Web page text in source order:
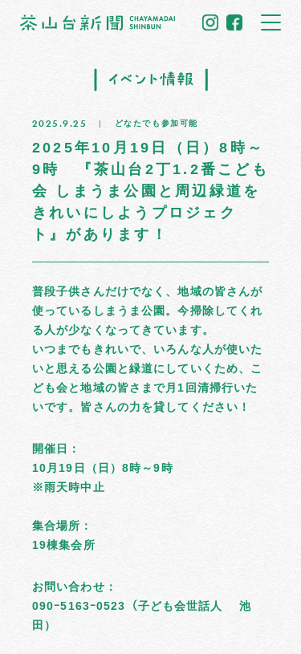
トップ
住民だより
イベント情報
募集掲示板
茶山のひと
まちの記憶
2025.9.25 どなたでも参加可能
2025年10月19日（日）8時～
9時 『茶山台2丁1.2番こども
会 しまうま公園と周辺緑道を
きれいにしようプロジェク
ト』があります！
普段子供さんだけでなく、地域の皆さんが
使っているしまうま公園。今掃除してくれ
る人が少なくなってきています。
いつまでもきれいで、いろんな人が使いた
いと思える公園と緑道にしていくため、こ
ども会と地域の皆さまで月1回清掃行いた
いです。皆さんの力を貸してください！
開催日：
10月19日（日）8時～9時
※雨天時中止
集合場所：
19棟集会所
お問い合わせ：
090ｰ5163ｰ0523（子ども会世話人 池
田）